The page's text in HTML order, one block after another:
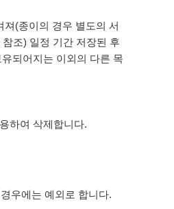
(종이의 경우 별도의 서
조) 일정 기간 저장된 후
되어지는 이외의 다른 목
하여 삭제합니다.
우에는 예외로 합니다.